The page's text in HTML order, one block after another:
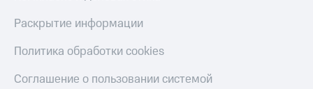
Раскрытие информации
Политика обработки cookies
Соглашение о пользовании системой